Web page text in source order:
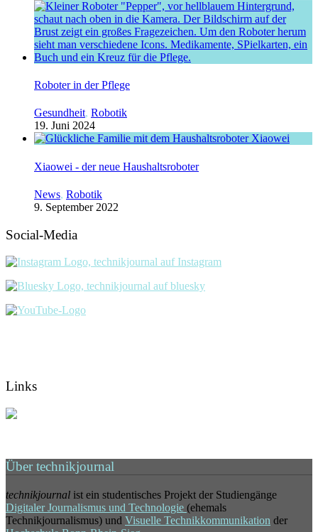
Roboter in der Pflege
Gesundheit, Robotik
19. Juni 2024
Xiaowei - der neue Haushaltsroboter
News, Robotik
9. September 2022
Social-Media
Links
Über technikjournal
technikjournal ist ein studentisches Projekt der Studiengänge
Digitaler Journalismus und Technologie (ehemals
Technikjournalismus) und Visuelle Technikkommunikation der